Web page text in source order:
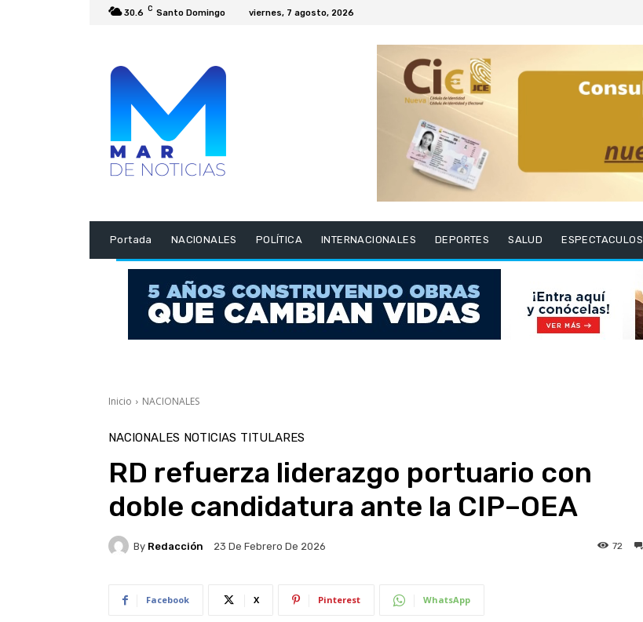
30.6 C Santo Domingo viernes, 7 agosto, 2026
Portada NACIONALES POLÍTICA INTERNACIONALES DEPORTES SALUD ESPECTACULOS
Inicio NACIONALES
NACIONALES NOTICIAS TITULARES
RD refuerza liderazgo portuario con
doble candidatura ante la CIP–OEA
By Redacción 23 De Febrero De 2026 72
Facebook X Pinterest WhatsApp